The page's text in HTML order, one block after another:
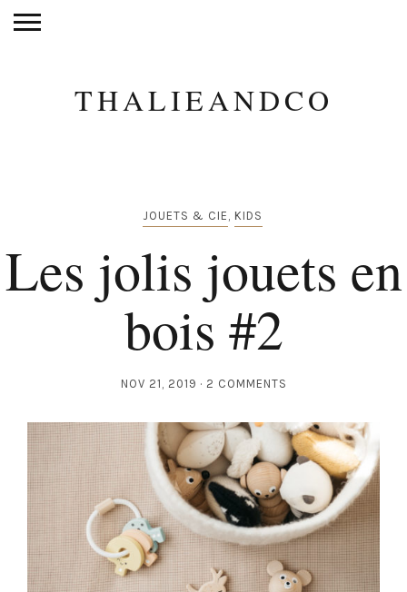
THALIEANDCO
JOUETS & CIE KIDS
Les jolis jouets en
bois #2
NOV 21, 2019 2 COMMENTS